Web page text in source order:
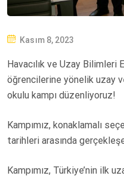
P
S
T
E
O
N
Kasım 8, 2023
Havacılık ve Uzay Bilimleri
öğrencilerine yönelik uzay
okulu kampı düzenliyoruz!
Kampımız, konaklamalı
tarihleri arasında
Kampımız, Türkiye’nin ilk